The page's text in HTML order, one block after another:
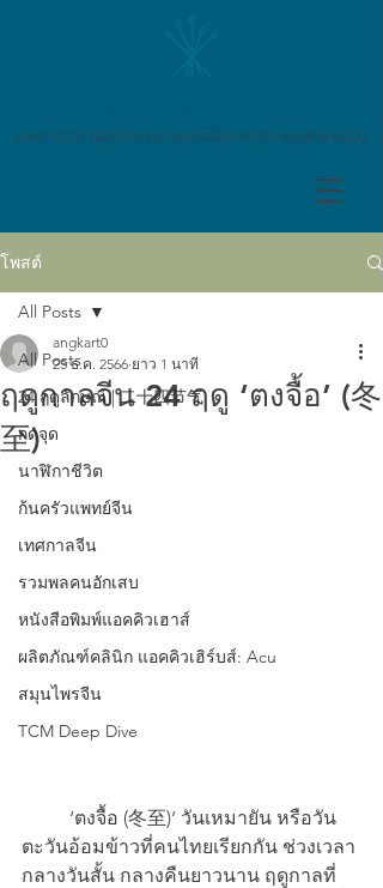
แอคคิวเฮาส์ คลินิกการประกอบโรคศิลปะสาขาการแพทย์แผนจีน
โพสต์
All Posts
24 ฤดูลักษณ์ | 二十四节气
กดจุด
นาฬิกาชีวิต
ก้นครัวแพทย์จีน
เทศกาลจีน
รวมพลคนอักเสบ
หนังสือพิมพ์แอคคิวเฮาส์
ผลิตภัณฑ์คลินิก แอคคิวเฮิร์บส์: Acu
สมุนไพรจีน
TCM Deep Dive
All Posts
ฤดูกาลจีน 24 ฤดู ‘ตงจื้อ’ (冬
至)
angkart0
25 ธ.ค. 2566 ยาว 1 นาที
ตะวันอ้อมข้าวที่คนไทยเรียกกัน ช่วงเวลา
กลางวันสั้น กลางคืนยาวนาน ฤดูกาลที่